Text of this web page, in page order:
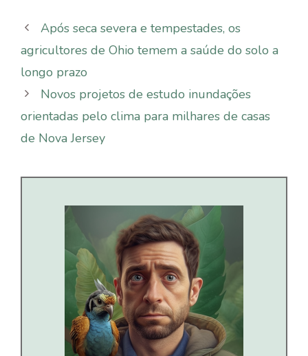
Após seca severa e tempestades, os
agricultores de Ohio temem a saúde do solo a
longo prazo
Novos projetos de estudo inundações
orientadas pelo clima para milhares de casas
de Nova Jersey